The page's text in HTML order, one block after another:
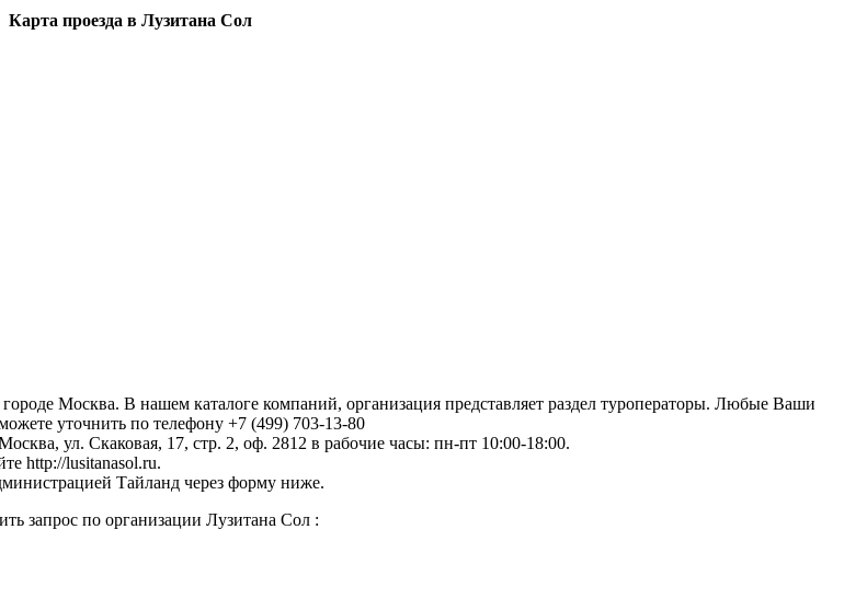
Карта проезда в Лузитана Сол
городе Москва. В нашем каталоге компаний, организация представляет раздел туроператоры. Любые Ваши
уточнить по телефону +7 (499) 703-13-80
ул. Скаковая, 17, стр. 2, оф. 2812 в рабочие часы: пн-пт 10:00-18:00.
http://lusitanasol.ru.
Тайланд через форму ниже.
запрос по организации Лузитана Сол :